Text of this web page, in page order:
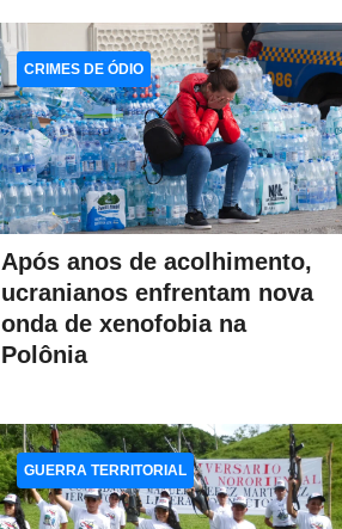
Após anos de acolhimento,
ucranianos enfrentam nova
onda de xenofobia na
Polônia
CRIMES DE ÓDIO
GUERRA TERRITORIAL